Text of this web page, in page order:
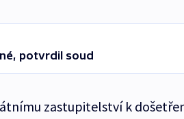
potvrdil soud
zastupitelství k